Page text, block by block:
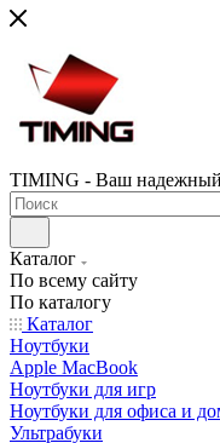
TIMING - Ваш надежный
Каталог
По всему сайту
По каталогу
Каталог
Ноутбуки
Apple MacBook
Ноутбуки для игр
Ноутбуки для офиса и
Ультрабуки